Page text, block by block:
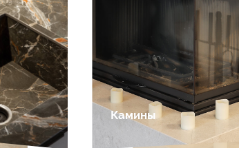
Камины